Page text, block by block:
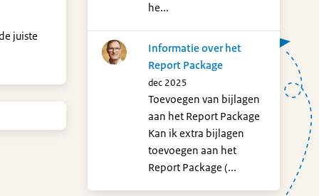
juiste
he...
Informatie over het
Report Package
dec 2025
Toevoegen van bijlagen
aan het Report Package
Kan ik extra bijlagen
toevoegen aan het
Report Package (...